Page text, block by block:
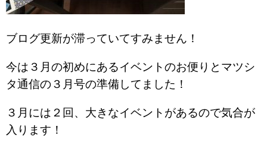
ブログ更新が滞っていてすみません！
今は３月の初めにあるイベントのお便りとマツシ
タ通信の３月号の準備してました！
３月には２回、大きなイベントがあるので気合が
入ります！